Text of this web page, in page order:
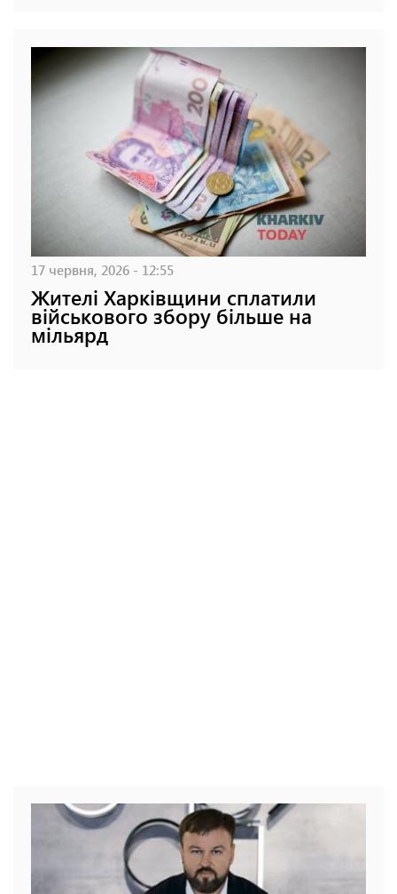
17 червня, 2026 - 12:55
Жителі Харківщини сплатили
військового збору більше на
мільярд